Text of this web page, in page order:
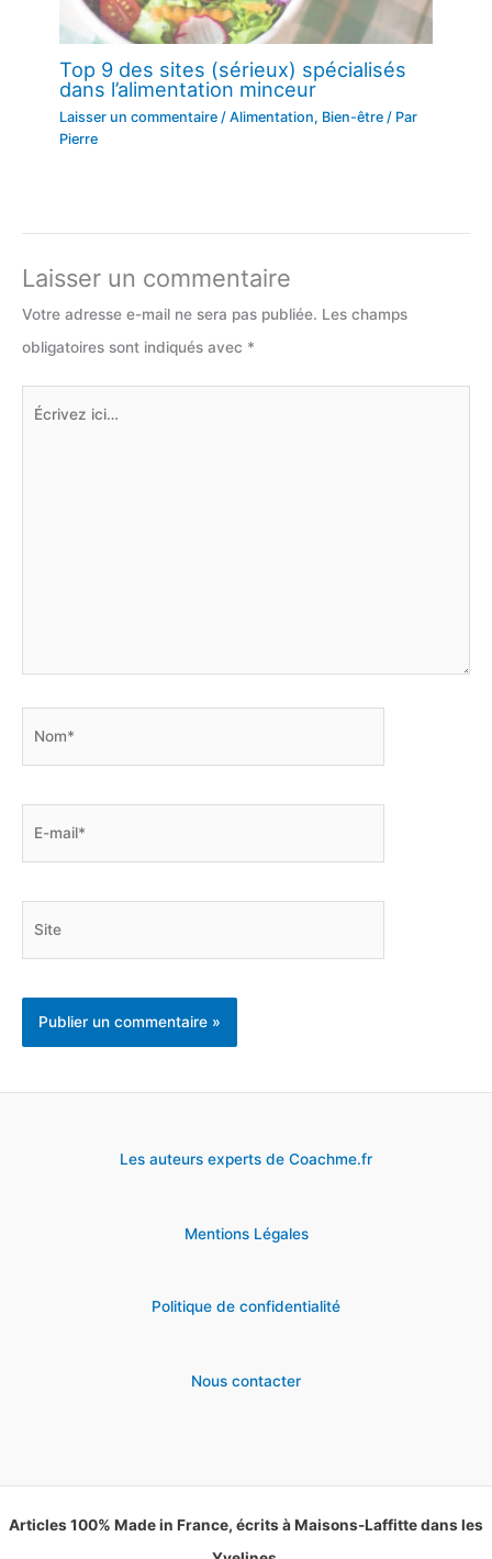
Top 9 des sites (sérieux) spécialisés
dans l’alimentation minceur
Laisser un commentaire /Alimentation, Bien-être / Par
Pierre
Laisser un commentaire
Votre adresse e-mail ne sera pas publiée. Les champs
obligatoires sont indiqués avec *
Les auteurs experts de Coachme.fr
Mentions Légales
Politique de confidentialité
Nous contacter
Articles 100% Made in France, écrits à Maisons-Laffitte dans les